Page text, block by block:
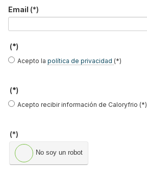
Email (*)
(*)
Acepto la política de privacidad (*)
(*)
Acepto recibir información de Caloryfrio (*)
(*)
No soy un robot